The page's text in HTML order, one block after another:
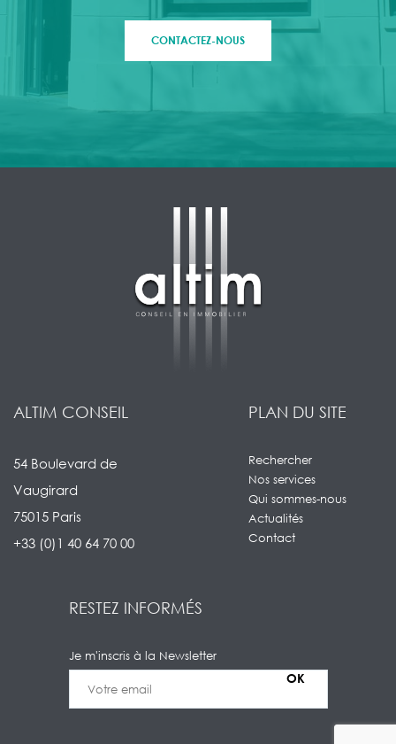
CONTACTEZ-NOUS
ALTIM CONSEIL
54 Boulevard de
Vaugirard
75015 Paris
+33 (0)1 40 64 70 00
PLAN DU SITE
Rechercher
Nos services
Qui sommes-nous
Actualités
Contact
RESTEZ INFORMÉS
Je m'inscris à la Newsletter